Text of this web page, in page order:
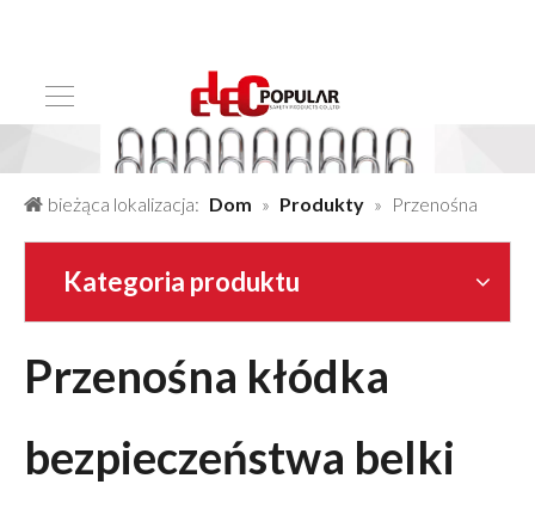
bieżąca lokalizacja: Dom » Produkty » Przenośna
kłódka bezpieczeństwa belki stalowej
Kategoria produktu
Przenośna kłódka
bezpieczeństwa belki